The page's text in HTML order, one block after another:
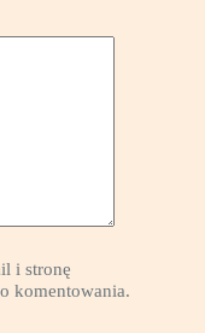
i stronę
komentowania.